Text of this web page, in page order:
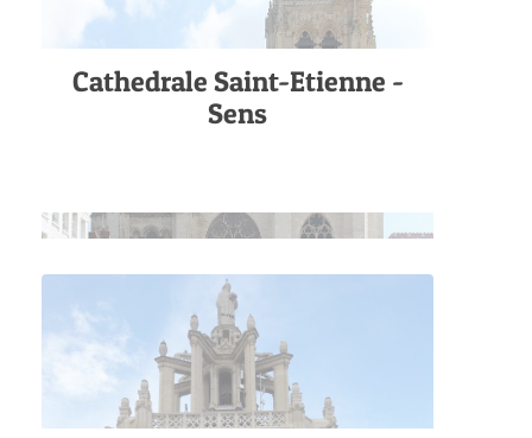
Cathedrale Saint-Etienne -
Sens